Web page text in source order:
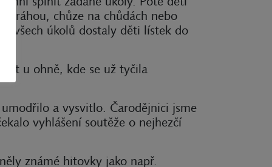
chůze na chůdách nebo
všech úkolů dostaly děti lístek do
u ohně, kde se už tyčila
a vysvitlo. Čarodějnici jsme
vyhlášení soutěže o nejhezčí
známé hitovky jako např.